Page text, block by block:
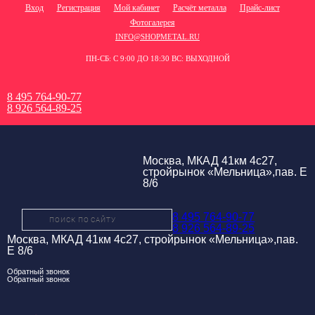
Вход Регистрация Мой кабинет Расчёт металла
Прайс-лист
Фотогалерея
INFO@SHOPMETAL.RU
ПН-СБ: С 9:00 ДО 18:30 ВС: ВЫХОДНОЙ
8 495 764-90-77
8 926 564-89-25
Москва, МКАД 41км 4с27,
стройрынок «Мельница»,пав. Е
8/6
8 495 764-90-77
8 926 564-89-25
Москва, МКАД 41км 4с27, стройрынок «Мельница»,пав.
Е 8/6
Обратный звонок
Обратный звонок